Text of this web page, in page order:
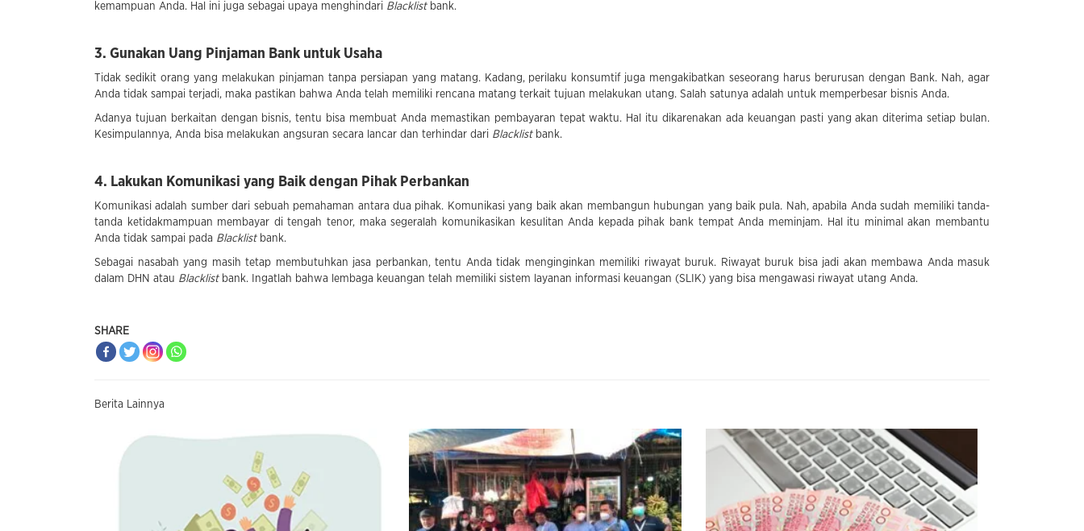
kemampuan Anda. Hal ini juga sebagai upaya menghindari Blacklist bank.
3. Gunakan Uang Pinjaman Bank untuk Usaha
Tidak sedikit orang yang melakukan pinjaman tanpa persiapan yang matang. Kadang, perilaku konsumtif juga mengakibatkan seseorang harus berurusan dengan Bank. Nah, agar
Anda tidak sampai terjadi, maka pastikan bahwa Anda telah memiliki rencana matang terkait tujuan melakukan utang. Salah satunya adalah untuk memperbesar bisnis Anda.
Adanya tujuan berkaitan dengan bisnis, tentu bisa membuat Anda memastikan pembayaran tepat waktu. Hal itu dikarenakan ada keuangan pasti yang akan diterima setiap bulan.
Kesimpulannya, Anda bisa melakukan angsuran secara lancar dan terhindar dari Blacklist bank.
4. Lakukan Komunikasi yang Baik dengan Pihak Perbankan
Komunikasi adalah sumber dari sebuah pemahaman antara dua pihak. Komunikasi yang baik akan membangun hubungan yang baik pula. Nah, apabila Anda sudah memiliki tanda-
tanda ketidakmampuan membayar di tengah tenor, maka segeralah komunikasikan kesulitan Anda kepada pihak bank tempat Anda meminjam. Hal itu minimal akan membantu
Anda tidak sampai pada Blacklist bank.
Sebagai nasabah yang masih tetap membutuhkan jasa perbankan, tentu Anda tidak menginginkan memiliki riwayat buruk. Riwayat buruk bisa jadi akan membawa Anda masuk
dalam DHN atau Blacklist bank. Ingatlah bahwa lembaga keuangan telah memiliki sistem layanan informasi keuangan (SLIK) yang bisa mengawasi riwayat utang Anda.
SHARE
Berita Lainnya